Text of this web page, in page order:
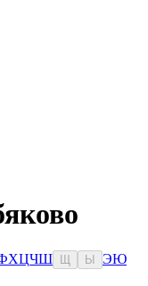
ХЦЧШ Ы ЭЮ